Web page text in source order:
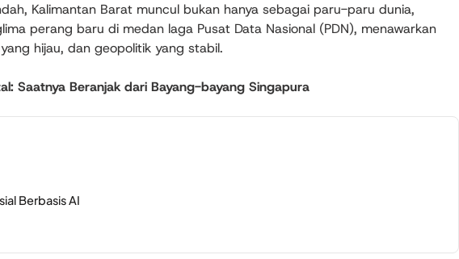
Kalimantan Barat muncul bukan hanya sebagai paru-paru dunia,
perang baru di medan laga Pusat Data Nasional (PDN), menawarkan
hijau, dan geopolitik yang stabil.
Saatnya Beranjak dari Bayang-bayang Singapura
Berbasis AI